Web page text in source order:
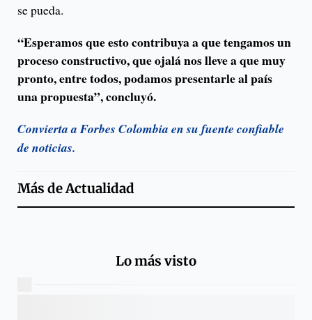
se pueda.
“Esperamos que esto contribuya a que tengamos un
proceso constructivo, que ojalá nos lleve a que muy
pronto, entre todos, podamos presentarle al país
una propuesta”, concluyó.
Convierta a Forbes Colombia en su fuente confiable
de noticias.
Más deActualidad
Lo más visto